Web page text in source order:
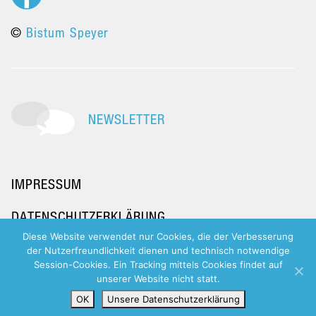
© Bistum Speyer
NEWSLETTER
IMPRESSUM
DATENSCHUTZERKLÄRUNG
Diese Website verwendet nur Cookies, die der Verbesserung
der Nutzerfreundlichkeit dienen und technisch notwendige
Session-Cookies. Ein Tracking mittels Cookies findet auf
unserer Website nicht statt.
OK
Unsere Datenschutzerklärung